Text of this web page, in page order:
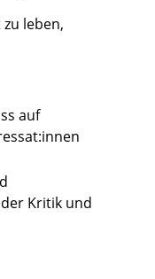
leben,
auf
Kritik und